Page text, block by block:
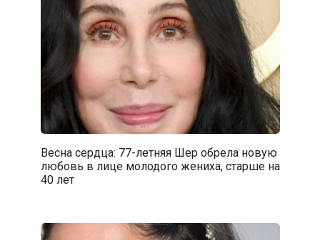
Весна сердца: 77-летняя Шер обрела новую
любовь в лице молодого жениха, старше на
40 лет